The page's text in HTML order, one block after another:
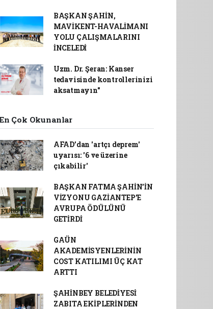
BAŞKAN ŞAHİN,
MAVİKENT-HAVALİMANI
YOLU ÇALIŞMALARINI
İNCELEDİ
Uzm. Dr. Şeran: Kanser
tedavisinde kontrollerinizi
aksatmayın"
Çok Okunanlar
AFAD’dan 'artçı deprem'
uyarısı: '6 ve üzerine
çıkabilir'
BAŞKAN FATMA ŞAHİN’İN
VİZYONU GAZİANTEP’E
AVRUPA ÖDÜLÜNÜ
GETİRDİ
GAÜN
AKADEMİSYENLERİNİN
COST KATILIMI ÜÇ KAT
ARTTI
ŞAHİNBEY BELEDİYESİ
ZABITA EKİPLERİNDEN